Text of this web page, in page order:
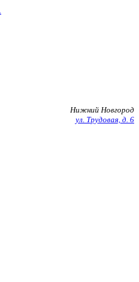
Нижний Новгород
ул. Трудовая, д. 6